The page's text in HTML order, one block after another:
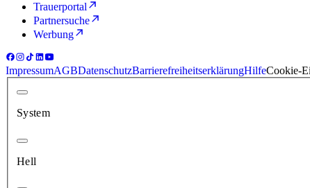
Trauerportal
Partnersuche
Werbung
ImpressumAGBDatenschutzBarrierefreiheitserklärungHilfeCookie-
System
Hell